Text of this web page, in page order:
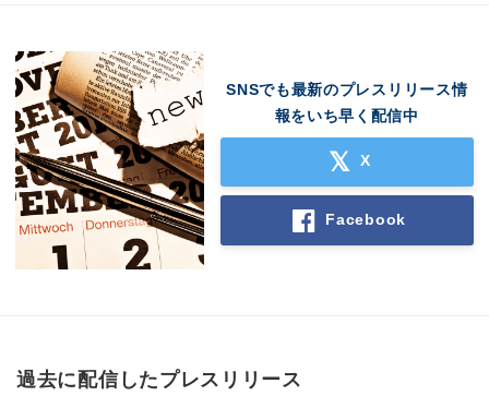
SNSでも最新のプレスリリース情
報をいち早く配信中
X
Facebook
過去に配信したプレスリリース